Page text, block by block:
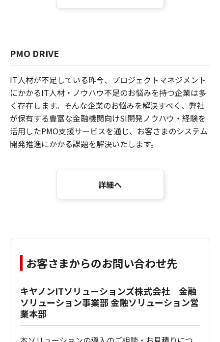
PMO DRIVE
IT人材が不足している昨今、プロジェクトマネジメント
にかかるIT人材・ノウハウ不足のお悩みを持つ企業は多
く存在します。そんな企業のお悩みを解決すべく、弊社
が保有する豊富な金融機関向けSI開発ノウハウ・経験を
活用したPMO支援サービスを通じ、お客さまのシステム
開発推進にかかる課題を解決いたします。
詳細へ
お客さまからのお問い合わせ先
キヤノンITソリューションズ株式会社 金融
ソリューション事業部 金融ソリューション営
業本部